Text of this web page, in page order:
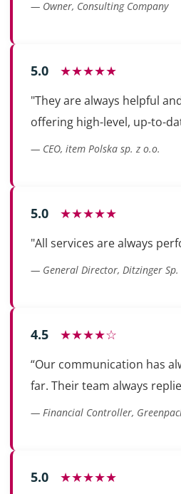
— Owner, Consulting Company
5.0 ★★★★★
"They are always helpful
offering high-level, up-to-
— CEO, item Polska sp. z o.o.
5.0 ★★★★★
"All services are always
— General Director, Ditzinger Sp.
4.5 ★★★★☆
“Our communication has
far. Their team always
— Financial Controller,
5.0 ★★★★★